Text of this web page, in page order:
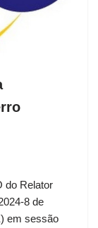
do Relator
8 de
em sessão